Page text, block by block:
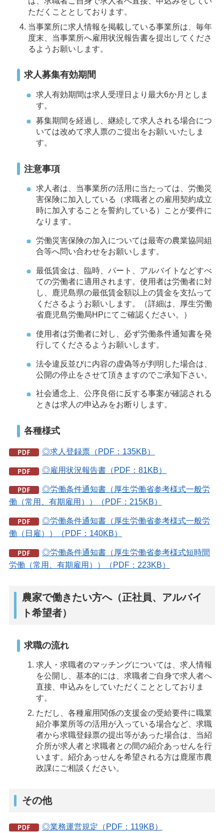
ただくこととしております。
当事業所に求人情報を掲載している事業所は、毎年
度末、当事業所へ雇用状況報告書を提出してくださ
るようお願いします。
求人募集有効期間
求人有効期間は求人受理日より最大6か月としま
す。
募集期間を経過し、継続して求人される場合につ
いては改めて求人票のご提出をお願いいたしま
す。
注意事項
求人者は、当事業所の活用に当たっては、労働災
害保険に加入している（求職者との雇用契約成立
時に加入することを誓約している）ことが要件に
なります。
労働災害保険の加入については最寄の農業協同組
合等へ問い合わせをお願いします。
最低賃金は、臨時、パート、アルバイトなどすべ
ての労働者に適用されます。使用者は労働者に対
し、鹿児島県の最低賃金額以上の賃金を支払って
くださるようお願いします。（詳細は、厚生労働
省鹿児島労働局HPにてご確認ください。）
使用者は労働者に対し、必ず労働条件通知書を発
行してくださるようお願いします。
法令違反並びに内容の虚偽等が判明した場合は、
公開の停止をさせて頂きますのでご承知下さい。
社会通念上、公序良俗に反する事案が確認される
ときは求人の申込みをお断りします。
各種様式
◎求人登録票（PDF：135KB）
◎雇用状況報告書（PDF：81KB）
◎労働条件通知書（厚生労働省参考様式一般労
働（常用、有期雇用））（PDF：215KB）
◎労働条件通知書（厚生労働省参考様式一般労
働（日雇））（PDF：140KB）
◎労働条件通知書（厚生労働省参考様式短時間
労働（常用、有期雇用））（PDF：223KB）
農家で働きたい方へ（正社員、アルバイ
ト希望者）
求職の流れ
求人・求職者のマッチングについては、求人情報
を公開し、基本的には、求職者ご自身で求人者へ
直接、申込みをしていただくこととしておりま
す。
ただし、各種雇用関係の支援金の受給要件に職業
紹介事業所等の活用が入っている場合など、求職
者から求職登録票の提出等があった場合は、当紹
介所が求人者と求職者との間の紹介あっせんを行
います。紹介あっせんを希望される方は鹿屋市農
政課にご相談ください。
その他
◎業務運営規定（PDF：119KB）